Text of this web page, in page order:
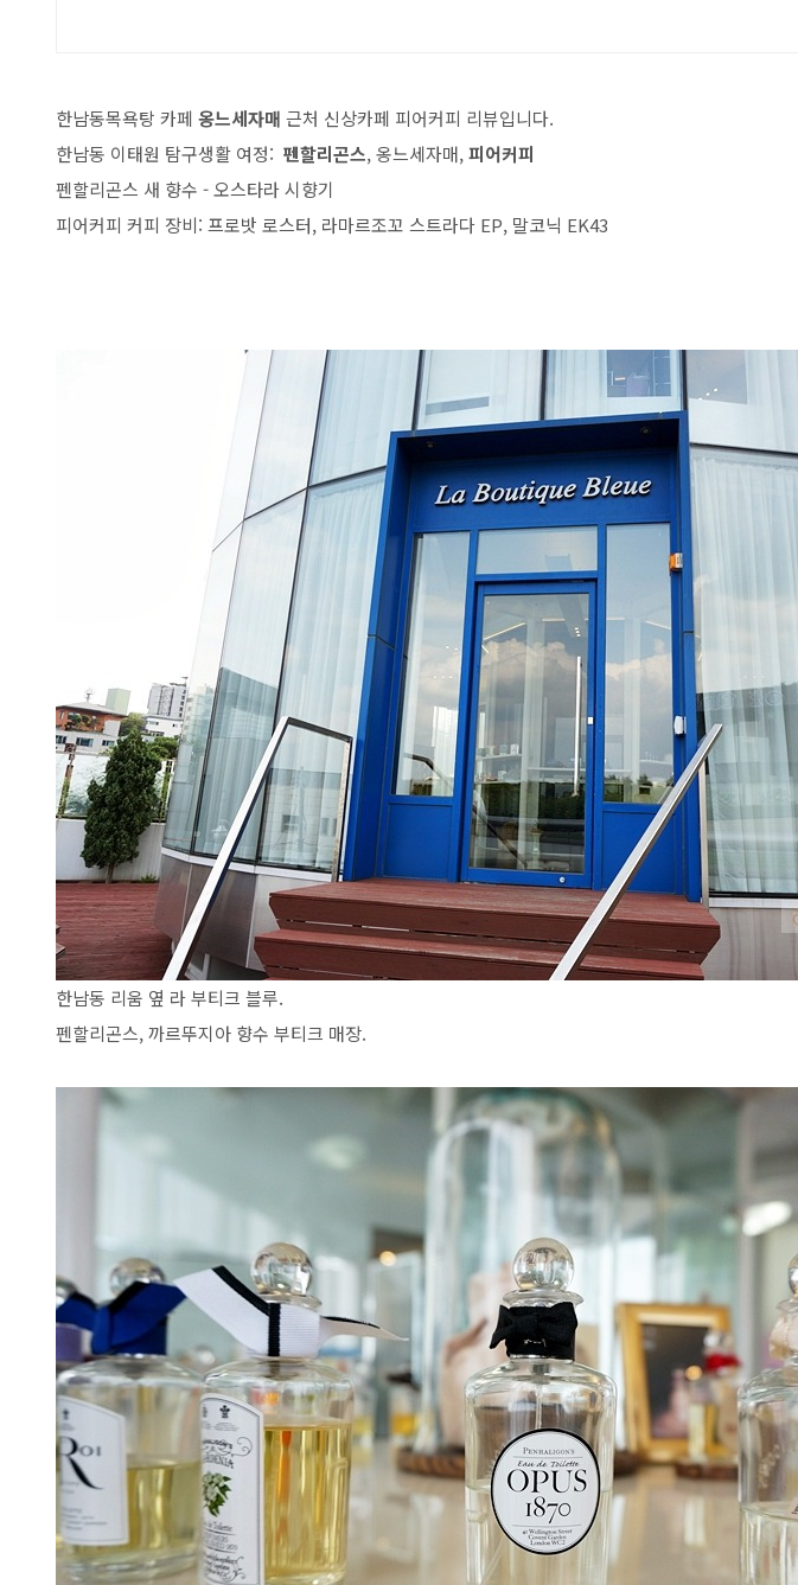
한남동목욕탕 카페 옹느세자매 근처 신상카페 피어커피 리뷰입니다.
한남동 이태원 탐구생활 여정: 펜할리곤스, 옹느세자매,피어커피
펜할리곤스 새 향수 - 오스타라 시향기
피어커피 커피 장비: 프로밧 로스터, 라마르조꼬 스트라다 EP, 말코닉 EK43
한남동 리움 옆 라 부티크 블루.
펜할리곤스, 까르뚜지아 향수 부티크 매장.